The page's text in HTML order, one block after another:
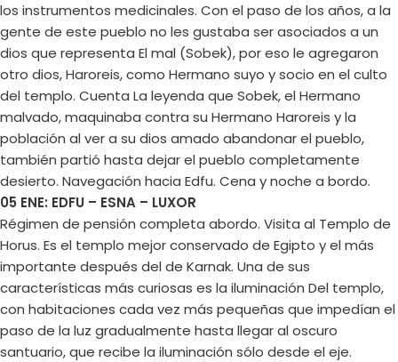
los instrumentos medicinales. Con el paso de los años, a la
gente de este pueblo no les gustaba ser asociados a un
dios que representa El mal (Sobek), por eso le agregaron
otro dios, Haroreis, como Hermano suyo y socio en el culto
del templo. Cuenta La leyenda que Sobek, el Hermano
malvado, maquinaba contra su Hermano Haroreis y la
población al ver a su dios amado abandonar el pueblo,
también partió hasta dejar el pueblo completamente
desierto. Navegación hacia Edfu. Cena y noche a bordo.
05 ENE: EDFU – ESNA – LUXOR
Régimen de pensión completa abordo. Visita al Templo de
Horus. Es el templo mejor conservado de Egipto y el más
importante después del de Karnak. Una de sus
características más curiosas es la iluminación Del templo,
con habitaciones cada vez más pequeñas que impedían el
paso de la luz gradualmente hasta llegar al oscuro
santuario, que recibe la iluminación sólo desde el eje.